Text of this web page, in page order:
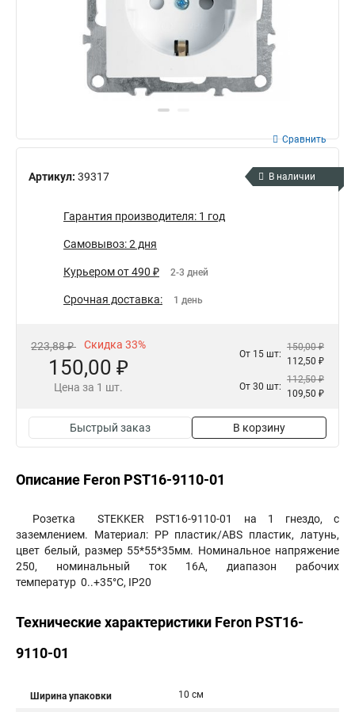
Артикул: 39317
Сравнить
В наличии
Гарантия производителя: 1 год
Самовывоз: 2 дня
Курьером от 490 ₽ 2-3 дней
Срочная доставка: 1 день
223,88 ₽ Скидка 33%
150,00 ₽
Цена за 1 шт.
От 15 шт:
150,00 ₽
112,50 ₽
От 30 шт:
112,50 ₽
109,50 ₽
Быстрый заказ В корзину
Описание Feron PST16-9110-01
Розетка STEKKER PST16-9110-01 на 1 гнездо, с
заземлением. Материал: PP пластик/ABS пластик, латунь,
цвет белый, размер 55*55*35мм. Номинальное напряжение
250, номинальный ток 16А, диапазон рабочих
температур 0..+35°C, IP20
Технические характеристики Feron PST16-
9110-01
Ширина упаковки 10 см